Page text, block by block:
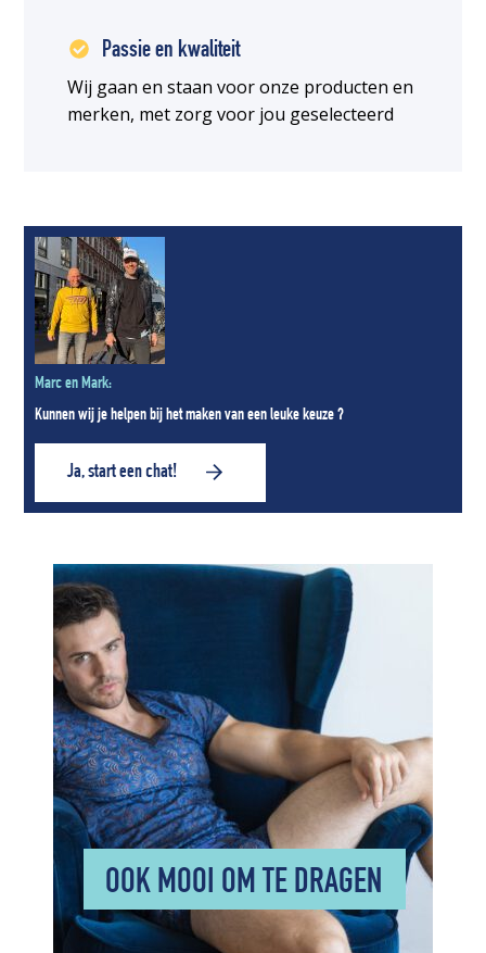
Passie en kwaliteit
Wij gaan en staan voor onze producten en
merken, met zorg voor jou geselecteerd
Marc en Mark:
Kunnen wij je helpen bij het maken van een leuke keuze ?
Ja, start een chat!
OOK MOOI OM TE DRAGEN